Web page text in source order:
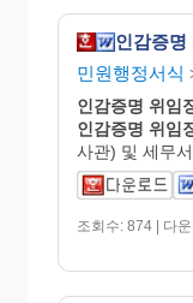
인감증명
민원행정서식
인감증명 위임
인감증명 위임
사관) 및 세무서
조회수: 874 | 다